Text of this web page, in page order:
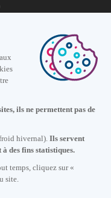
infolettre
à 17h.